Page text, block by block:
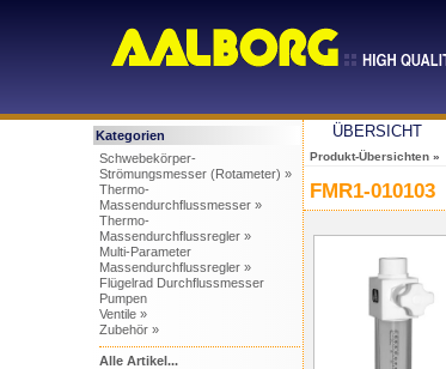
Kategorien
Schwebekörper-
Strömungsmesser (Rotameter) »
Thermo-
Massendurchflussmesser »
Thermo-
Massendurchflussregler »
Multi-Parameter
Massendurchflussregler »
Flügelrad Durchflussmesser
Pumpen
Ventile »
Zubehör »
Alle Artikel...
ÜBERSICHT
Produkt-Übersichten »
FMR1-010103